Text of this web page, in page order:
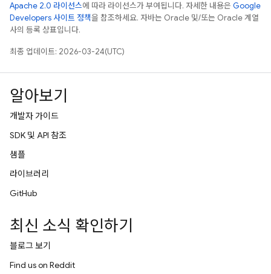
Apache 2.0 라이선스에 따라 라이선스가 부여됩니다. 자세한 내용은 Google
Developers 사이트 정책을 참조하세요. 자바는 Oracle 및/또는 Oracle 계열
사의 등록 상표입니다.
최종 업데이트: 2026-03-24(UTC)
알아보기
개발자 가이드
SDK 및 API 참조
샘플
라이브러리
GitHub
최신 소식 확인하기
블로그 보기
Find us on Reddit